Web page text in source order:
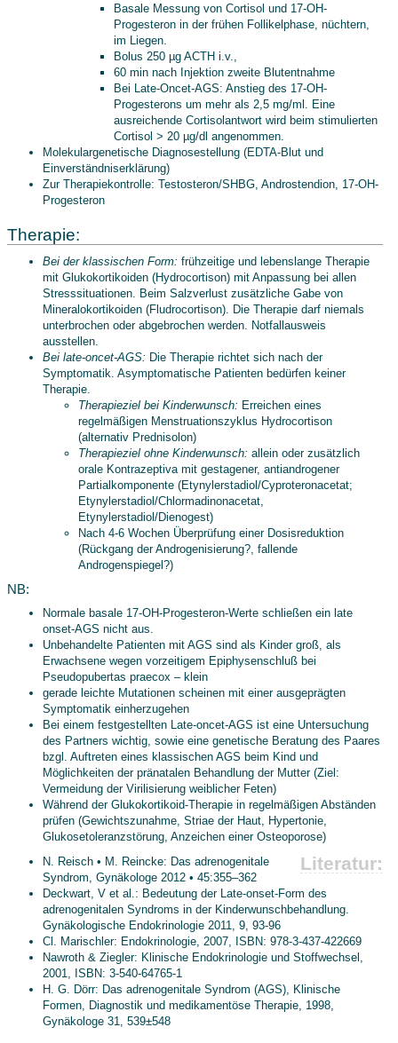
Basale Messung von Cortisol und 17-OH-
Progesteron in der frühen Follikelphase, nüchtern,
im Liegen.
Bolus 250 µg ACTH i.v.,
60 min nach Injektion zweite Blutentnahme
Bei Late-Oncet-AGS: Anstieg des 17-OH-
Progesterons um mehr als 2,5 mg/ml. Eine
ausreichende Cortisolantwort wird beim stimulierten
Cortisol > 20 µg/dl angenommen.
Molekulargenetische Diagnosestellung (EDTA-Blut und
Einverständniserklärung)
Zur Therapiekontrolle: Testosteron/SHBG, Androstendion, 17-OH-
Progesteron
Therapie:
Bei der klassischen Form: frühzeitige und lebenslange Therapie
mit Glukokortikoiden (Hydrocortison) mit Anpassung bei allen
Stresssituationen. Beim Salzverlust zusätzliche Gabe von
Mineralokortikoiden (Fludrocortison). Die Therapie darf niemals
unterbrochen oder abgebrochen werden. Notfallausweis
ausstellen.
Bei late-oncet-AGS: Die Therapie richtet sich nach der
Symptomatik. Asymptomatische Patienten bedürfen keiner
Therapie.
Therapieziel bei Kinderwunsch: Erreichen eines
regelmäßigen Menstruationszyklus Hydrocortison
(alternativ Prednisolon)
Therapieziel ohne Kinderwunsch: allein oder zusätzlich
orale Kontrazeptiva mit gestagener, antiandrogener
Partialkomponente (Etynylerstadiol/Cyproteronacetat;
Etynylerstadiol/Chlormadinonacetat,
Etynylerstadiol/Dienogest)
Nach 4-6 Wochen Überprüfung einer Dosisreduktion
(Rückgang der Androgenisierung?, fallende
Androgenspiegel?)
NB:
Normale basale 17-OH-Progesteron-Werte schließen ein late
onset-AGS nicht aus.
Unbehandelte Patienten mit AGS sind als Kinder groß, als
Erwachsene wegen vorzeitigem Epiphysenschluß bei
Pseudopubertas praecox – klein
gerade leichte Mutationen scheinen mit einer ausgeprägten
Symptomatik einherzugehen
Bei einem festgestellten Late-oncet-AGS ist eine Untersuchung
des Partners wichtig, sowie eine genetische Beratung des Paares
bzgl. Auftreten eines klassischen AGS beim Kind und
Möglichkeiten der pränatalen Behandlung der Mutter (Ziel:
Vermeidung der Virilisierung weiblicher Feten)
Während der Glukokortikoid-Therapie in regelmäßigen Abständen
prüfen (Gewichtszunahme, Striae der Haut, Hypertonie,
Glukosetoleranzstörung, Anzeichen einer Osteoporose)
Literatur:
N. Reisch • M. Reincke: Das adrenogenitale
Syndrom, Gynäkologe 2012 • 45:355–362
Deckwart, V et al.: Bedeutung der Late-onset-Form des
adrenogenitalen Syndroms in der Kinderwunschbehandlung.
Gynäkologische Endokrinologie 2011, 9, 93-96
Cl. Marischler: Endokrinologie, 2007, ISBN: 978-3-437-422669
Nawroth & Ziegler: Klinische Endokrinologie und Stoffwechsel,
2001, ISBN: 3-540-64765-1
H. G. Dörr: Das adrenogenitale Syndrom (AGS), Klinische
Formen, Diagnostik und medikamentöse Therapie, 1998,
Gynäkologe 31, 539±548